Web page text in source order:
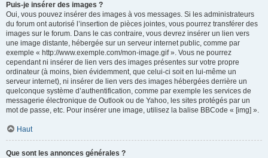
Puis-je insérer des images ?
Oui, vous pouvez insérer des images à vos messages. Si les administrateurs
du forum ont autorisé l’insertion de pièces jointes, vous pourrez transférer des
images sur le forum. Dans le cas contraire, vous devrez insérer un lien vers
une image distante, hébergée sur un serveur internet public, comme par
exemple « http://www.exemple.com/mon-image.gif ». Vous ne pourrez
cependant ni insérer de lien vers des images présentes sur votre propre
ordinateur (à moins, bien évidemment, que celui-ci soit en lui-même un
serveur internet), ni insérer de lien vers des images hébergées derrière un
quelconque système d’authentification, comme par exemple les services de
messagerie électronique de Outlook ou de Yahoo, les sites protégés par un
mot de passe, etc. Pour insérer une image, utilisez la balise BBCode « [img] ».
Haut
Que sont les annonces générales ?